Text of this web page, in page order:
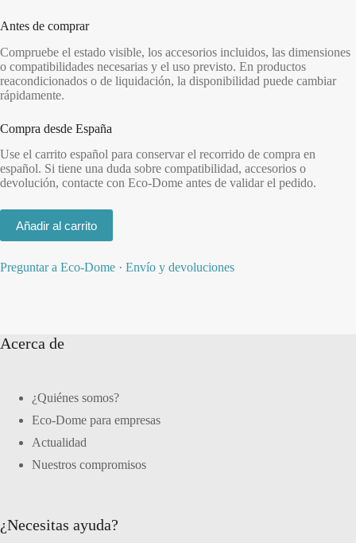
Antes de comprar
Compruebe el estado visible, los accesorios incluidos, las dimensiones
o compatibilidades necesarias y el uso previsto. En productos
reacondicionados o de liquidación, la disponibilidad puede cambiar
rápidamente.
Compra desde España
Use el carrito español para conservar el recorrido de compra en
español. Si tiene una duda sobre compatibilidad, accesorios o
devolución, contacte con Eco-Dome antes de validar el pedido.
Añadir al carrito
Preguntar a Eco-Dome · Envío y devoluciones
Acerca de
¿Quiénes somos?
Eco-Dome para empresas
Actualidad
Nuestros compromisos
¿Necesitas ayuda?